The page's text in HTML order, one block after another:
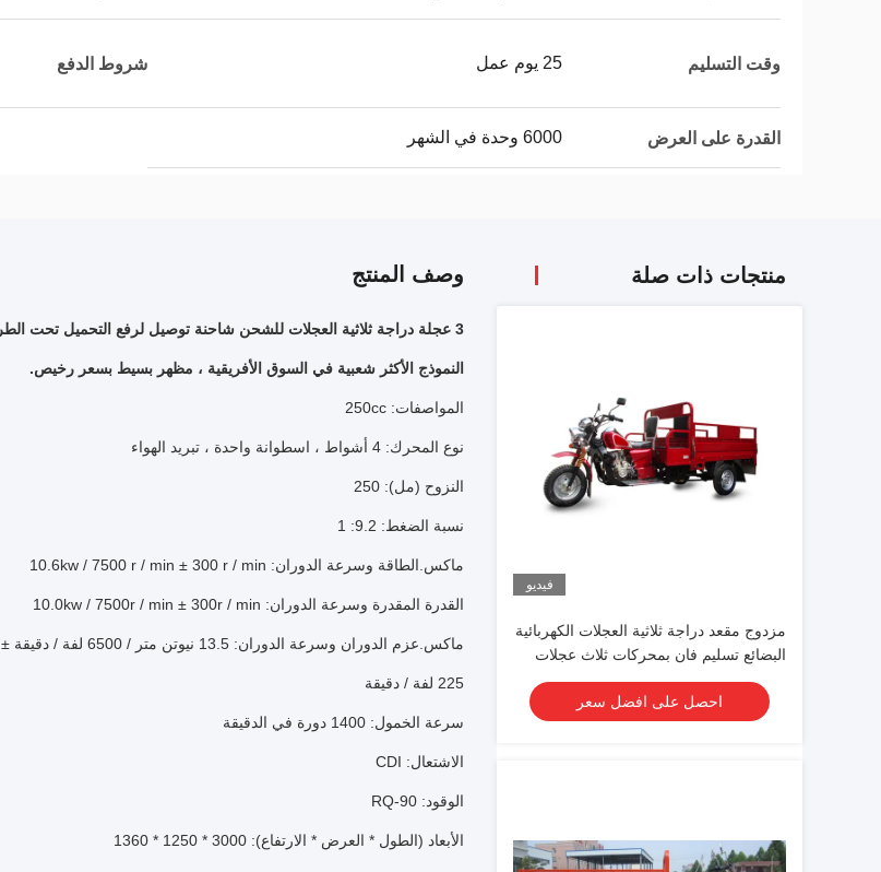
وقت التسليم 25 يوم عمل شروط الدفع
القدرة على العرض 6000 وحدة في الشهر
منتجات ذات صلة
فيديو
مزدوج مقعد دراجة ثلاثية العجلات الكهربائية
البضائع تسليم فان بمحركات ثلاث عجلات
احصل على افضل سعر
وصف المنتج
3 عجلة دراجة ثلاثية العجلات للشحن شاحنة توصيل لرفع التحميل تحت الطرق الوعرة.ثلاث عجلات متشابهة بخزان وقود جديد وممتص صدمات F.
النموذج الأكثر شعبية في السوق الأفريقية ، مظهر بسيط بسعر رخيص.
المواصفات: 250cc
نوع المحرك: 4 أشواط ، اسطوانة واحدة ، تبريد الهواء
النزوح (مل): 250
نسبة الضغط: 9.2: 1
ماكس.الطاقة وسرعة الدوران: 10.6kw / 7500 r / min ± 300 r / min
القدرة المقدرة وسرعة الدوران: 10.0kw / 7500r / min ± 300r / min
ماكس.عزم الدوران وسرعة الدوران: 13.5 نيوتن متر / 6500 لفة / دقيقة ±
225 لفة / دقيقة
سرعة الخمول: 1400 دورة في الدقيقة
الاشتعال: CDI
الوقود: RQ-90
الأبعاد (الطول * العرض * الارتفاع): 3000 * 1250 * 1360